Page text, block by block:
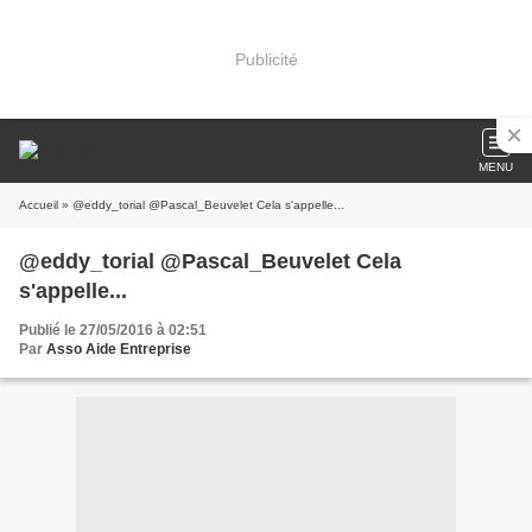
Publicité
MENU
Accueil » @eddy_torial @Pascal_Beuvelet Cela s'appelle...
@eddy_torial @Pascal_Beuvelet Cela
s'appelle...
Publié le 27/05/2016 à 02:51
Par Asso Aide Entreprise